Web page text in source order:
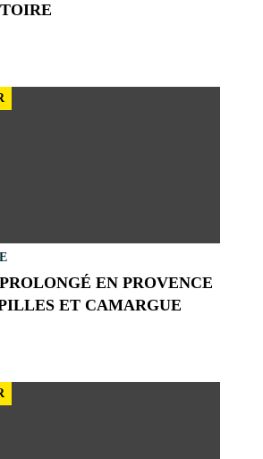
EN PROVENCE
ET CAMARGUE